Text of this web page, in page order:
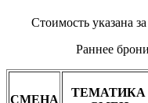
Стоимость указана
Раннее
СМЕНА
ТЕМАТИКА